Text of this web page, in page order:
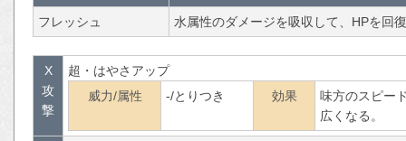
フレッシュ 水属性のダメージを吸収して、HPを回
X
攻
撃
超・はやさアップ
威力/属性
-/とりつき 効果
味方のスピー
広くなる。